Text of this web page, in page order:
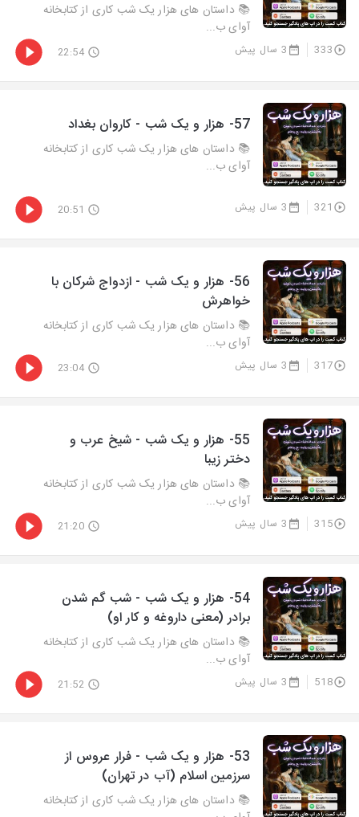
📚 داستان های هزار یک شب کاری از کتابخانه
آوای ب...
333 3 سال پیش 22:54
57- هزار و يک شب - کاروان بغداد
📚 داستان های هزار یک شب کاری از کتابخانه
آوای ب...
321 3 سال پیش 20:51
56- هزار و يک شب - ازدواج شرکان با
خواهرش
📚 داستان های هزار یک شب کاری از کتابخانه
آوای ب...
317 3 سال پیش 23:04
55- هزار و يک شب - شیخ عرب و
دختر زیبا
📚 داستان های هزار یک شب کاری از کتابخانه
آوای ب...
315 3 سال پیش 21:20
54- هزار و يک شب - شب گم شدن
برادر (معنی داروغه و کار او)
📚 داستان های هزار یک شب کاری از کتابخانه
آوای ب...
518 3 سال پیش 21:52
53- هزار و يک شب - فرار عروس از
سرزمین اسلام (آب در تهران)
📚 داستان های هزار یک شب کاری از کتابخانه